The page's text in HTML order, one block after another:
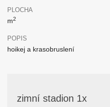
PLOCHA
m2
POPIS
hoikej a krasobruslení
zimní stadion 1x